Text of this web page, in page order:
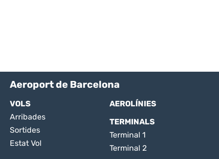
Aeroport de Barcelona
VOLS
Arribades
Sortides
Estat Vol
AEROLÍNIES
TERMINALS
Terminal 1
Terminal 2